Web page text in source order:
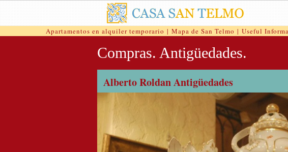
Apartamentos en alquiler temporario | Mapa de San Telmo | Useful
Compras. Antigüedades.
Alberto Roldan Antigüedades